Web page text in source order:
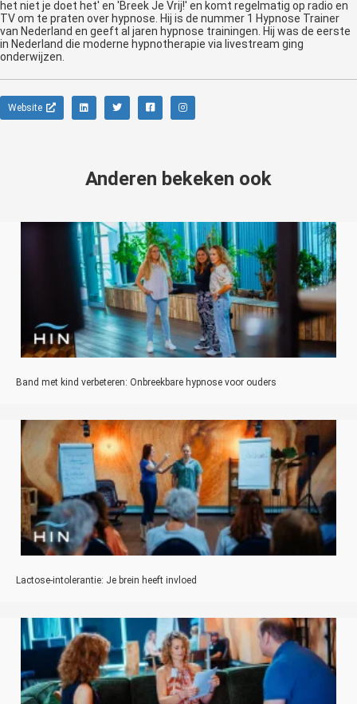
het niet je doet het' en 'Breek Je Vrij!' en komt regelmatig op radio en
TV om te praten over hypnose. Hij is de nummer 1 Hypnose Trainer
van Nederland en geeft al jaren hypnose trainingen. Hij was de eerste
in Nederland die moderne hypnotherapie via livestream ging
onderwijzen.
Website
Anderen bekeken ook
Band met kind verbeteren: Onbreekbare hypnose voor ouders
Lactose-intolerantie: Je brein heeft invloed